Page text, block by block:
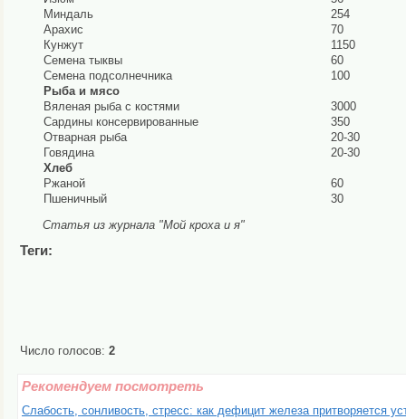
Миндаль
254
Арахис
70
Кунжут
1150
Семена тыквы
60
Семена подсолнечника
100
Рыба и мясо
Вяленая рыба с костями
3000
Сардины консервированные
350
Отварная рыба
20-30
Говядина
20-30
Хлеб
Ржаной
60
Пшеничный
30
Статья из журнала "Мой кроха и я"
Теги:
Число голосов: 2
Рекомендуем посмотреть
Слабость, сонливость, стресс: как дефицит железа притворяется